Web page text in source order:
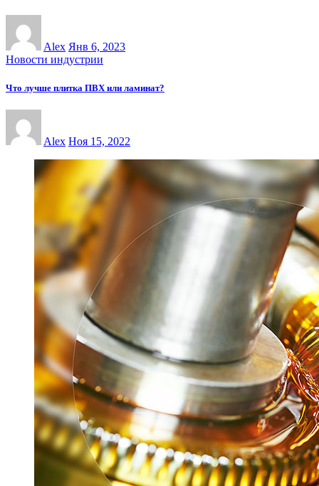
Alex Янв 6, 2023
Новости индустрии
Что лучше плитка ПВХ или ламинат?
Alex Ноя 15, 2022